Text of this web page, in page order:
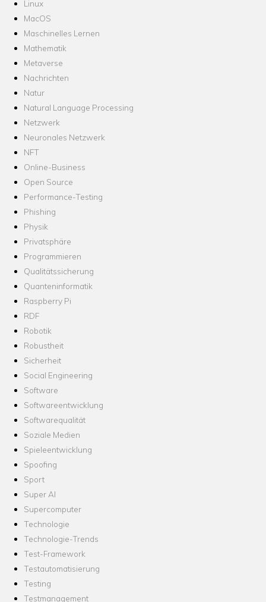
Linux
MacOS
Maschinelles Lernen
Mathematik
Metaverse
Nachrichten
Natur
Natural Language Processing
Netzwerk
Neuronales Netzwerk
NFT
Online-Business
Open Source
Performance-Testing
Phishing
Physik
Privatsphäre
Programmieren
Qualitätssicherung
Quanteninformatik
Raspberry Pi
RDF
Robotik
Robustheit
Sicherheit
Social Engineering
Software
Softwareentwicklung
Softwarequalität
Soziale Medien
Spieleentwicklung
Spoofing
Sport
Super AI
Supercomputer
Technologie
Technologie-Trends
Test-Framework
Testautomatisierung
Testing
Testmanagement